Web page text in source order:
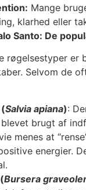
Mange
klarhed eller
Santo: De
røgelsestyper
Selvom de
(Salvia apiana):
brugt af
menes at
energier.
Bursera